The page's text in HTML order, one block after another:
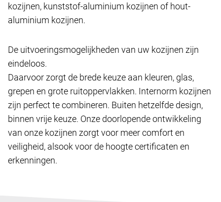
kozijnen, kunststof-aluminium kozijnen of hout-
aluminium kozijnen.
De uitvoeringsmogelijkheden van uw kozijnen zijn
eindeloos.
Daarvoor zorgt de brede keuze aan kleuren, glas,
grepen en grote ruitoppervlakken. Internorm kozijnen
zijn perfect te combineren. Buiten hetzelfde design,
binnen vrije keuze. Onze doorlopende ontwikkeling
van onze kozijnen zorgt voor meer comfort en
veiligheid, alsook voor de hoogte certificaten en
erkenningen.